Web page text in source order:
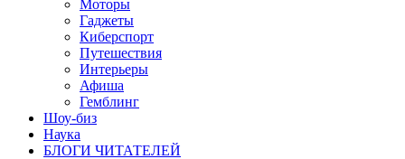
Моторы
Гаджеты
Киберспорт
Путешествия
Интерьеры
Афиша
Гемблинг
Шоу-биз
Наука
БЛОГИ ЧИТАТЕЛЕЙ